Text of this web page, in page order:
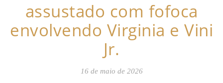
assustado com fofoca
envolvendo Virginia e Vini
Jr.
16 de maio de 2026